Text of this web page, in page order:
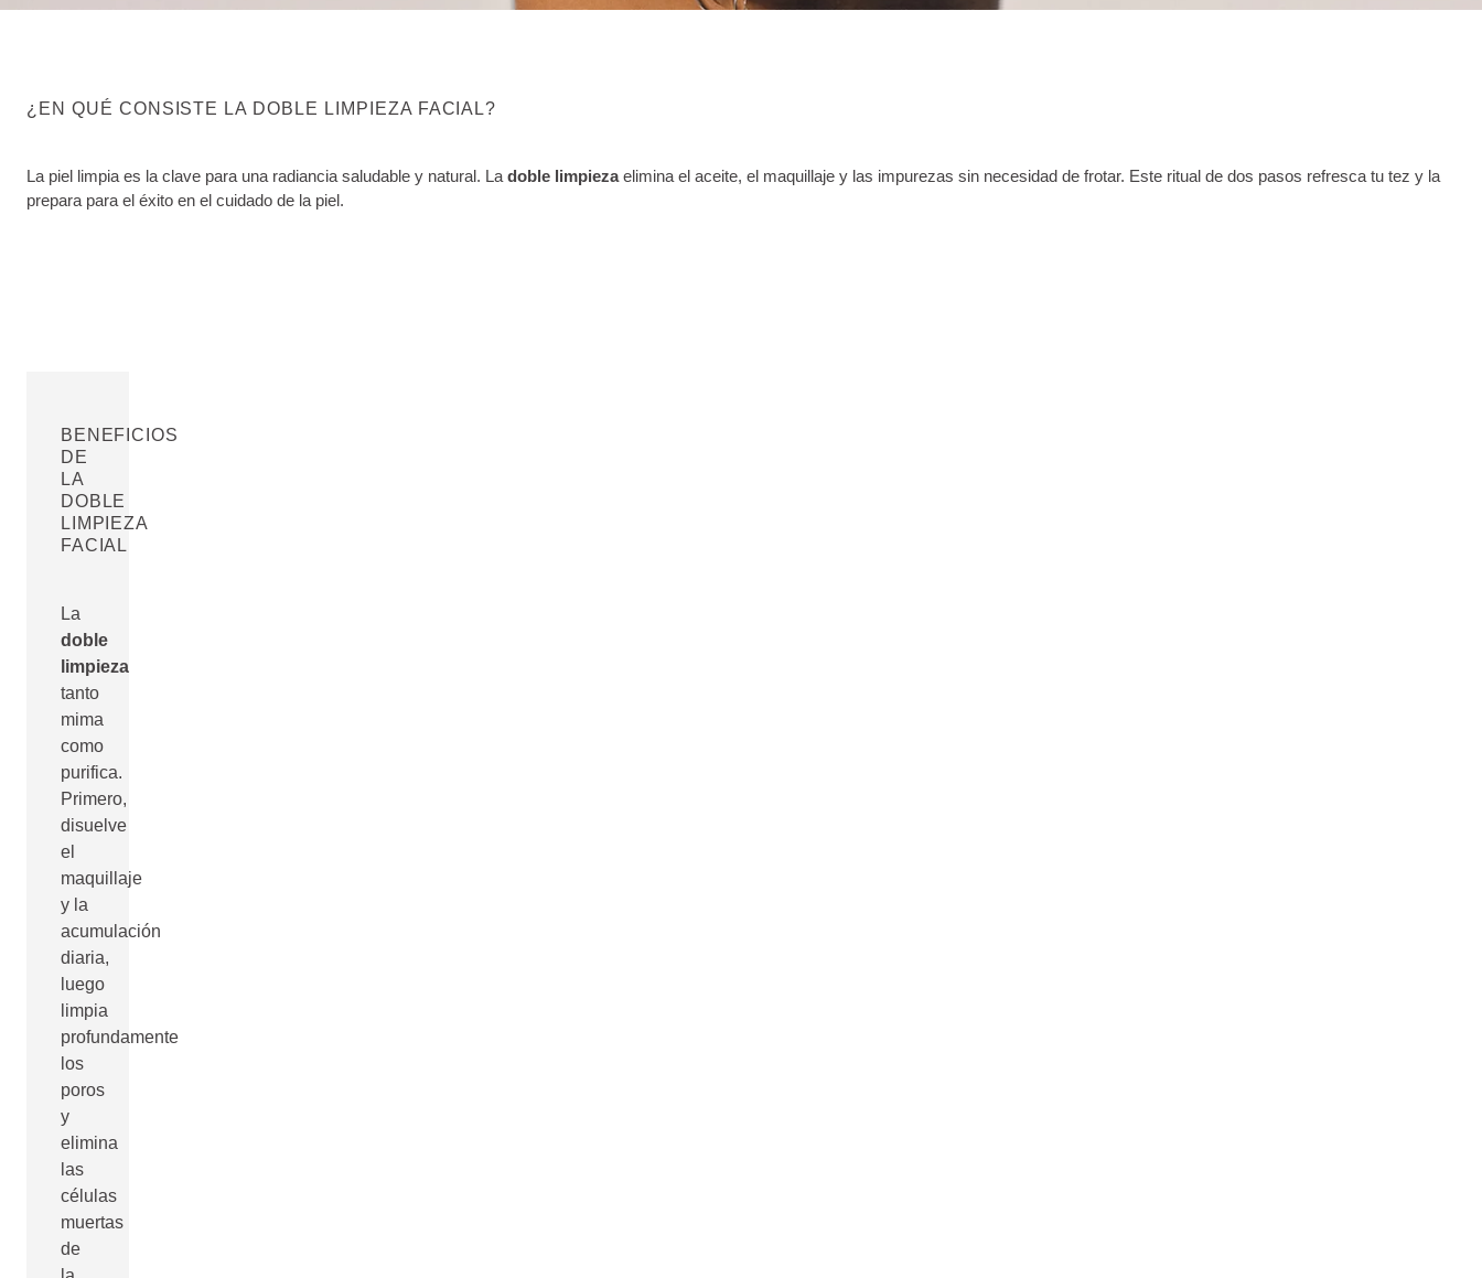
¿EN QUÉ CONSISTE LA DOBLE LIMPIEZA FACIAL?
La piel limpia es la clave para una radiancia saludable y natural. La doble limpiezaelimina el aceite, el maquillaje y las impurezas sin necesidad de frotar. Este ritual de dos pasos refresca tu tez y la
prepara para el éxito en el cuidado de la piel.
BENEFICIOS
DE
LA
DOBLE
LIMPIEZA
FACIAL
La
doble
limpieza
tanto
mima
como
purifica.
Primero,
disuelve
el
maquillaje
y la
acumulación
diaria,
luego
limpia
profundamente
los
poros
y
elimina
las
células
muertas
de